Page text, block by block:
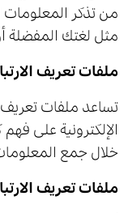
من تذكر المعلومات
مثل لغتك المفضلة
ملفات تعريف
تساعد ملفات تعريف
الإلكترونية على
خلال جمع
ملفات تعريف